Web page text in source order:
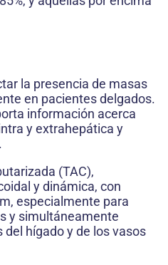
la presencia de masas
en pacientes delgados.
información acerca
y extrahepática y
(TAC),
y dinámica, con
especialmente para
y simultáneamente
hígado y de los vasos